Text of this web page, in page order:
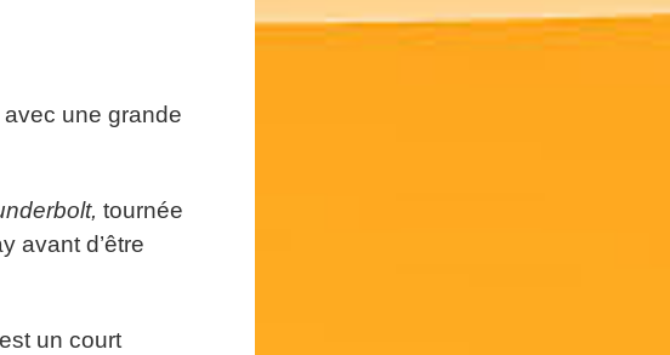
une grande
tournée
avant d’être
un court